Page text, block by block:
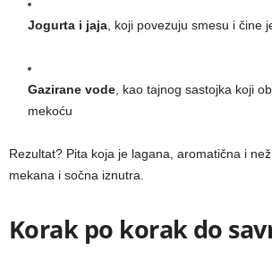
Jogurta i jaja, koji povezuju smesu i čine
Gazirane vode, kao tajnog sastojka koji
mekoću
Rezultat? Pita koja je lagana, aromatična i
mekana i sočna iznutra.
Korak po korak do